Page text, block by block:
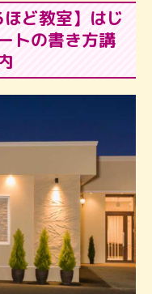
ほど教室】はじ
トの書き方講